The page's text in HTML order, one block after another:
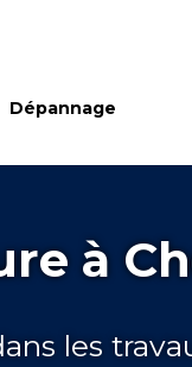
Dépannage
à
les